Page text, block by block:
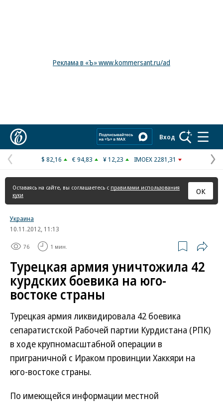
Реклама в «Ъ» www.kommersant.ru/ad
Вход
Предыдущая
страница
$ 82,16 € 94,83 ¥ 12,23 IMOEX 2281,31
Оставаясь на сайте, вы соглашаетесь с правилами использования
куки
ОК
Украина
10.11.2012, 11:13
76 1 мин.
Турецкая армия уничтожила 42
курдских боевика на юго-
востоке страны
Турецкая армия ликвидировала 42 боевика
сепаратистской Рабочей партии Курдистана (РПК)
в ходе крупномасштабной операции в
приграничной с Ираком провинции Хаккяри на
юго-востоке страны.
По имеющейся информации местной